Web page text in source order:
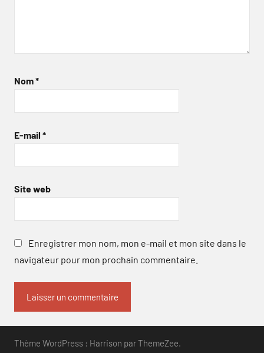
Nom*
E-mail *
Site web
Enregistrer mon nom, mon e-mail et mon site dans le
navigateur pour mon prochain commentaire.
Thème WordPress : Harrison par ThemeZee.